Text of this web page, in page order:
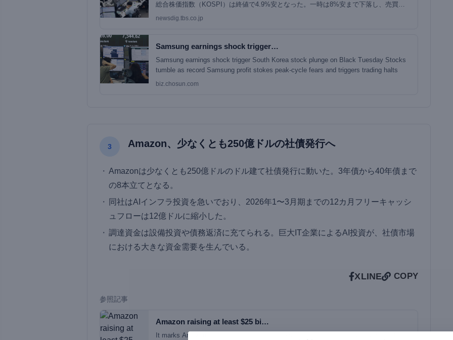
総合株価指数（KOSPI）は終値で4.9%安となった。一時は8%安まで下落し、売買が
一時停止された。アジア株式相場ではこの日、半導体…
newsdig.tbs.co.jp
Samsung earnings shock trigger…
Samsung earnings shock trigger South Korea stock plunge on Black Tuesday Stocks
tumble as record Samsung profit stokes peak-cycle fears and triggers trading halts
biz.chosun.com
3 Amazon、少なくとも250億ドルの社債発行へ
Amazonは少なくとも250億ドルのドル建て社債発行に動いた。3年債から40年債まで
の8本立てとなる。
同社はAIインフラ投資を急いでおり、2026年1〜3月期までの12カ月フリーキャッシ
ュフローは12億ドルに縮小した。
調達資金は設備投資や債務返済に充てられる。巨大IT企業によるAI投資が、社債市場
における大きな資金需要を生んでいる。
XLINE COPY
参照記事
Amazon raising at least $25 bi…
It marks Amazon's latest debt raise as it looks to buttress its massive investments in